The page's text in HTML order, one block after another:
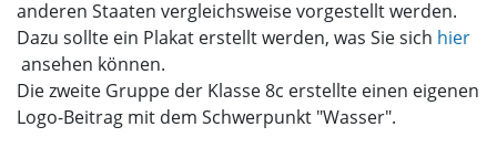
anderen Staaten vergleichsweise vorgestellt werden.
Dazu sollte ein Plakat erstellt werden, was Sie sich hier
ansehen können.
Die zweite Gruppe der Klasse 8c erstellte einen eigenen
Logo-Beitrag mit dem Schwerpunkt "Wasser".